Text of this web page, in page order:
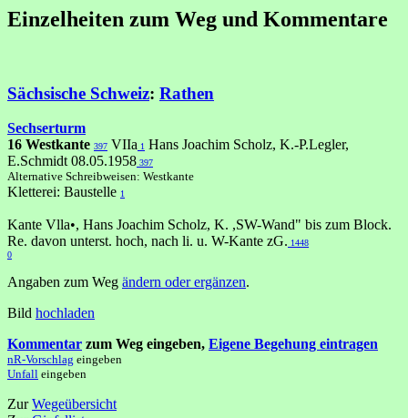
Einzelheiten zum Weg und Kommentare
Sächsische Schweiz: Rathen
Sechserturm
16 Westkante 397 VIIa 1 Hans Joachim Scholz, K.-P.Legler,
E.Schmidt 08.05.1958 397
Alternative Schreibweisen: Westkante
Kletterei: Baustelle 1
Kante Vlla•, Hans Joachim Scholz, K. ,SW-Wand" bis zum Block.
Re. davon unterst. hoch, nach li. u. W-Kante zG. 1448
0
Angaben zum Weg ändern oder ergänzen.
Bild hochladen
Kommentar zum Weg eingeben, Eigene Begehung eintragen
nR-Vorschlag eingeben
Unfall eingeben
ZurWegeübersicht